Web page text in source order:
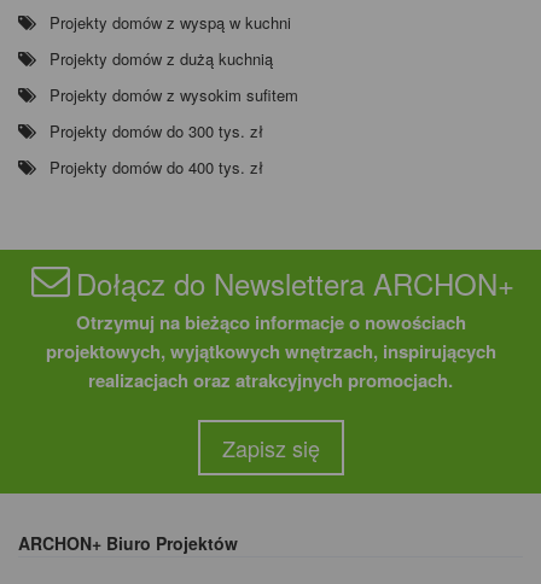
Projekty domów z wyspą w kuchni
Projekty domów z dużą kuchnią
Projekty domów z wysokim sufitem
Projekty domów do 300 tys. zł
Projekty domów do 400 tys. zł
Dołącz do Newslettera ARCHON+
Otrzymuj na bieżąco informacje o nowościach
projektowych, wyjątkowych wnętrzach, inspirujących
realizacjach oraz atrakcyjnych promocjach.
Zapisz się
ARCHON+ Biuro Projektów